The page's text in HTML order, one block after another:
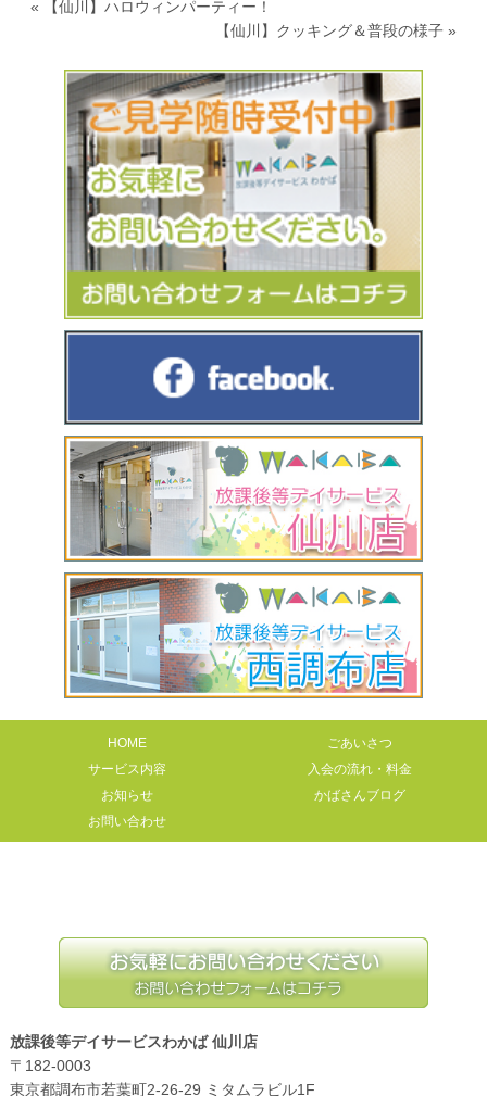
«
【仙川】ハロウィンパーティー！
【仙川】クッキング＆普段の様子 »
HOME
ごあいさつ
サービス内容
入会の流れ・料金
お知らせ
かばさんブログ
お問い合わせ
放課後等デイサービスわかば 仙川店
〒182-0003
東京都調布市若葉町2-26-29 ミタムラビル1F